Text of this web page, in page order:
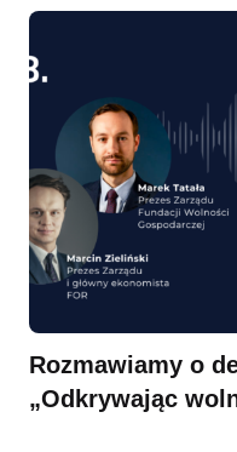
Rozmawiamy o
„Odkrywając